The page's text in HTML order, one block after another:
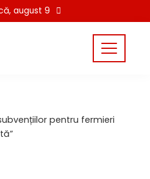
august 9
pentru fermieri